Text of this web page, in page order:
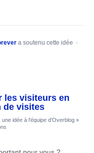
a soutenu cette idée ·
les visiteurs en
de visites
une idée à l'équipe d'Overblog »